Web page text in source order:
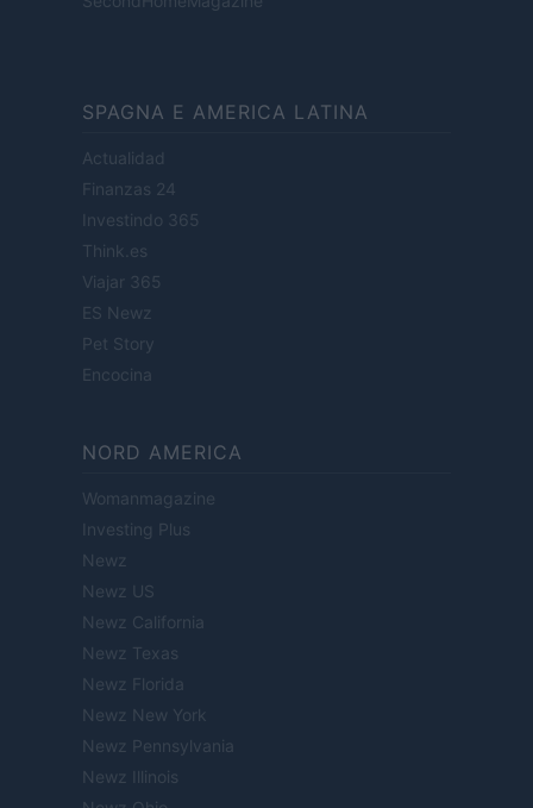
SPAGNA E AMERICA LATINA
Actualidad
Finanzas 24
Investindo 365
Think.es
Viajar 365
ES Newz
Pet Story
Encocina
NORD AMERICA
Womanmagazine
Investing Plus
Newz
Newz US
Newz California
Newz Texas
Newz Florida
Newz New York
Newz Pennsylvania
Newz Illinois